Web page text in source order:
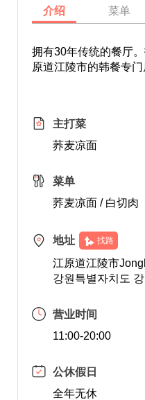
介绍 菜单
拥有30年传统的餐厅
原道江陵市的韩餐专门
主打菜
荞麦凉面
菜单
荞麦凉面 / 白切肉
地址 找路
江原道江陵市
강원특별자치도
营业时间
11:00-20:00
公休假日
全年无休